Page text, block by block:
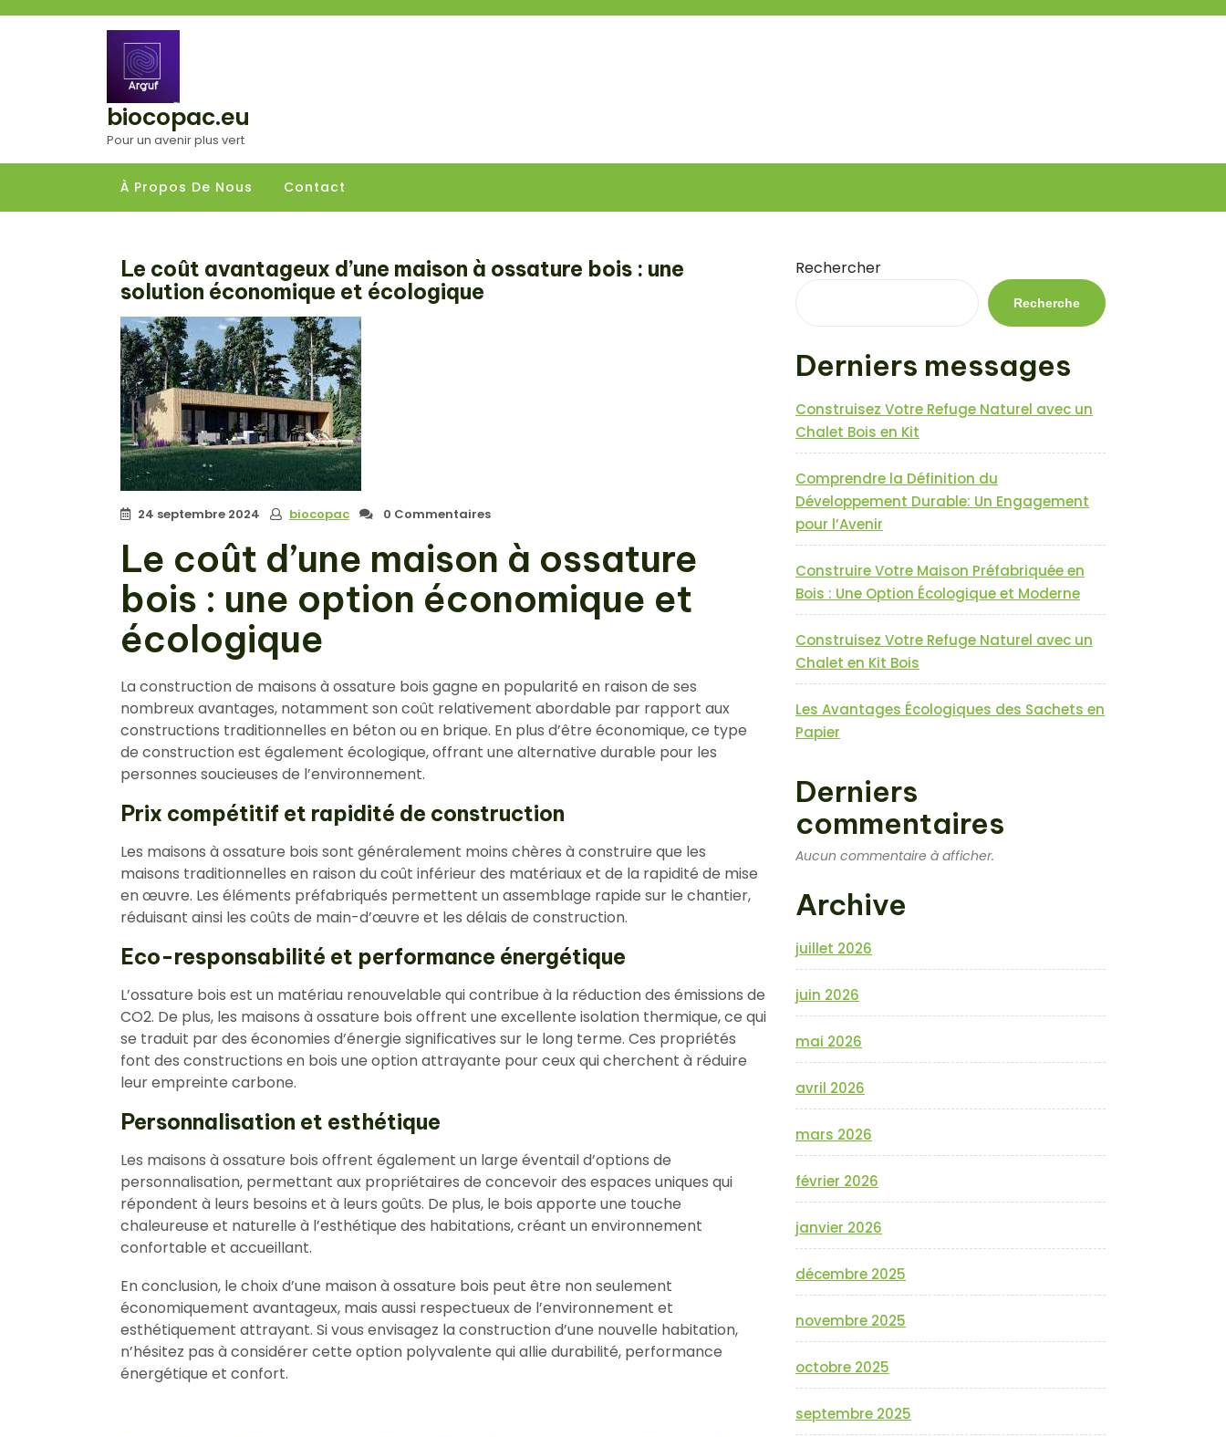
biocopac.eu
Pour un avenir plus vert
À Propos De Nous Contact
Le coût avantageux d’une maison à ossature bois : une
solution économique et écologique
24 septembre 2024 biocopac 0 Commentaires
Le coût d’une maison à ossature
bois : une option économique et
écologique
La construction de maisons à ossature bois gagne en popularité en raison de ses
nombreux avantages, notamment son coût relativement abordable par rapport aux
constructions traditionnelles en béton ou en brique. En plus d’être économique, ce type
de construction est également écologique, offrant une alternative durable pour les
personnes soucieuses de l’environnement.
Prix compétitif et rapidité de construction
Les maisons à ossature bois sont généralement moins chères à construire que les
maisons traditionnelles en raison du coût inférieur des matériaux et de la rapidité de mise
en œuvre. Les éléments préfabriqués permettent un assemblage rapide sur le chantier,
réduisant ainsi les coûts de main-d’œuvre et les délais de construction.
Eco-responsabilité et performance énergétique
L’ossature bois est un matériau renouvelable qui contribue à la réduction des émissions de
CO2. De plus, les maisons à ossature bois offrent une excellente isolation thermique, ce qui
se traduit par des économies d’énergie significatives sur le long terme. Ces propriétés
font des constructions en bois une option attrayante pour ceux qui cherchent à réduire
leur empreinte carbone.
Personnalisation et esthétique
Les maisons à ossature bois offrent également un large éventail d’options de
personnalisation, permettant aux propriétaires de concevoir des espaces uniques qui
répondent à leurs besoins et à leurs goûts. De plus, le bois apporte une touche
chaleureuse et naturelle à l’esthétique des habitations, créant un environnement
confortable et accueillant.
En conclusion, le choix d’une maison à ossature bois peut être non seulement
économiquement avantageux, mais aussi respectueux de l’environnement et
esthétiquement attrayant. Si vous envisagez la construction d’une nouvelle habitation,
n’hésitez pas à considérer cette option polyvalente qui allie durabilité, performance
énergétique et confort.
Rechercher
Recherche
Derniers messages
Construisez Votre Refuge Naturel avec un
Chalet Bois en Kit
Comprendre la Définition du
Développement Durable: Un Engagement
pour l’Avenir
Construire Votre Maison Préfabriquée en
Bois : Une Option Écologique et Moderne
Construisez Votre Refuge Naturel avec un
Chalet en Kit Bois
Les Avantages Écologiques des Sachets en
Papier
Derniers
commentaires
Aucun commentaire à afficher.
Archive
juillet 2026
juin 2026
mai 2026
avril 2026
mars 2026
février 2026
janvier 2026
décembre 2025
novembre 2025
octobre 2025
septembre 2025